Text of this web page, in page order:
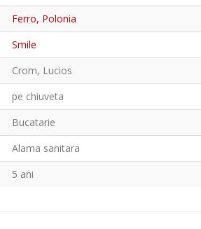
Ferro, Polonia
Smile
Crom, Lucios
pe chiuveta
Bucatarie
Alama sanitara
5 ani